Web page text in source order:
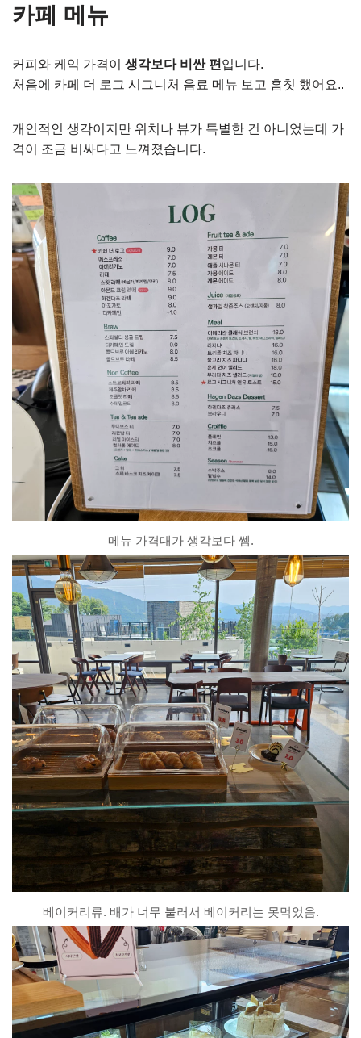
카페 메뉴
커피와 케익 가격이 생각보다 비싼 편 입니다.
처음에 카페 더 로그 시그니처 음료 메뉴 보고 흠칫 했어요..
개인적인 생각이지만 위치나 뷰가 특별한 건 아니었는데 가
격이 조금 비싸다고 느껴졌습니다.
메뉴 가격대가 생각보다 쎔.
베이커리류. 배가 너무 불러서 베이커리는 못먹었음.